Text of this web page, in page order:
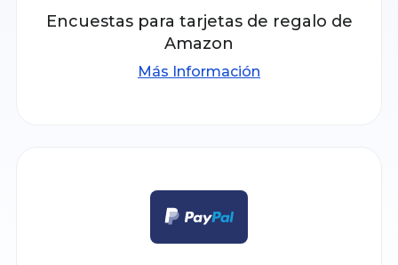
Encuestas para tarjetas de regalo de
Amazon
Más Información